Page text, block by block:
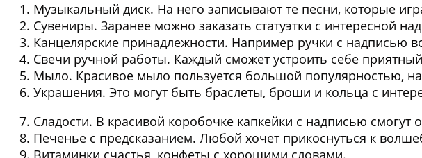
Музыкальный диск. На него записывают те песни, которые
Сувениры. Заранее можно заказать статуэтки с интересной
Канцелярские принадлежности. Например ручки с надписью
Свечи ручной работы. Каждый сможет устроить себе
Мыло. Красивое мыло пользуется большой популярностью,
Украшения. Это могут быть браслеты, броши и кольца с
Сладости. В красивой коробочке капкейки с надписью смогут
Печенье с предсказанием. Любой хочет прикоснуться к